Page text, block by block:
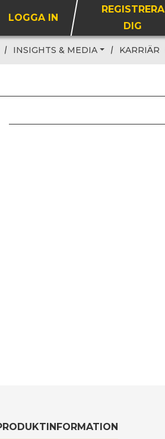
LOGGA IN
REGISTRERA
DIG
INSIGHTS & MEDIA KARRIÄR